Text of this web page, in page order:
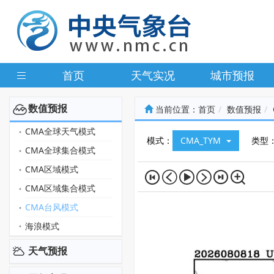
首页 天气实况 城市预报
数值预报
CMA全球天气模式
CMA全球集合模式
CMA区域模式
CMA区域集合模式
CMA台风模式
海浪模式
天气预报
当前位置： 首页 数值预报
模式： CMA_TYM 类型